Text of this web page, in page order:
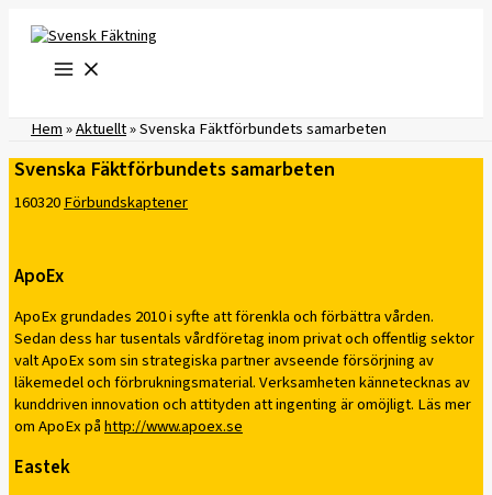
innehåll
Hem»Aktuellt»Svenska Fäktförbundets samarbeten
Svenska Fäktförbundets samarbeten
160320Förbundskaptener
ApoEx
ApoEx grundades 2010 i syfte att förenkla och förbättra vården.
Sedan dess har tusentals vårdföretag inom privat och offentlig sektor
valt ApoEx som sin strategiska partner avseende försörjning av
läkemedel och förbrukningsmaterial. Verksamheten kännetecknas av
kunddriven innovation och attityden att ingenting är omöjligt. Läs mer
om ApoEx påhttp://www.apoex.se
Eastek